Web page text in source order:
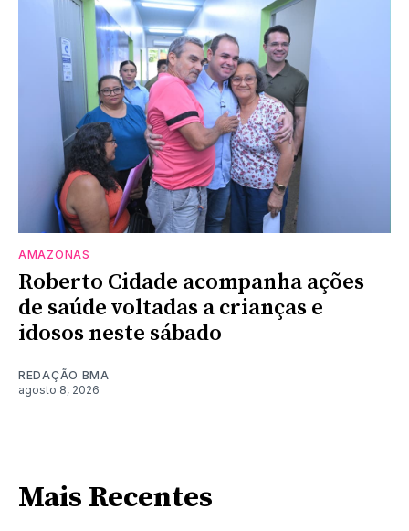
AMAZONAS
Roberto Cidade acompanha ações
de saúde voltadas a crianças e
idosos neste sábado
REDAÇÃO BMA
agosto 8, 2026
Mais Recentes